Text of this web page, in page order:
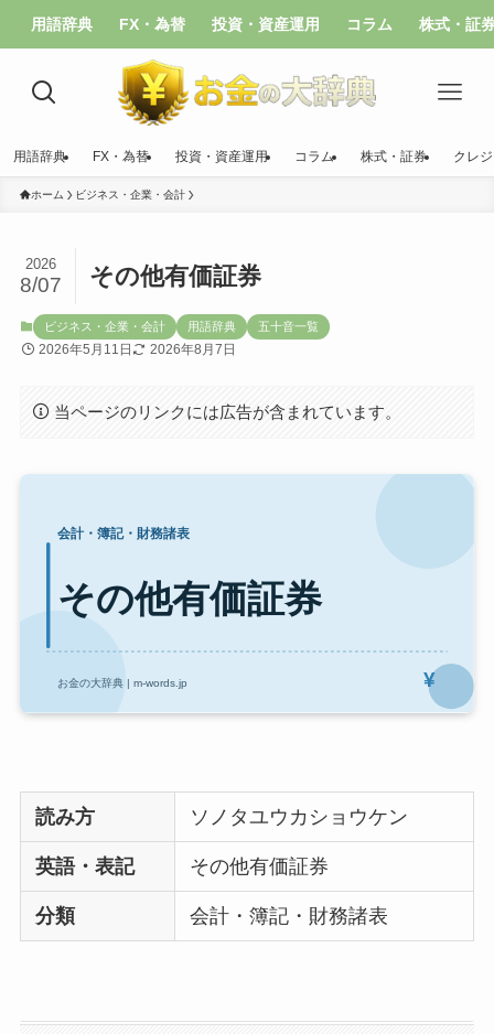
用語辞典 FX・為替 投資・資産運用 コラム 株式・証
用語辞典 FX・為替 投資・資産運用 コラム 株式・証券 クレ
ホーム ビジネス・企業・会計
その他有価証券
2026
8/07
ビジネス・企業・会計 用語辞典 五十音一覧
2026年5月11日 2026年8月7日
当ページのリンクには広告が含まれています。
読み方 ソノタユウカショウケン
英語・表記 その他有価証券
分類 会計・簿記・財務諸表